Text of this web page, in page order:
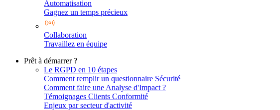
Automatisation
Gagnez un temps précieux
Collaboration
Travaillez en équipe
Prêt à démarrer ?
Le RGPD en 10 étapes
Comment remplir un questionnaire Sécurité
Comment faire une Analyse d'Impact ?
Témoignages Clients Conformité
Enjeux par secteur d'activité